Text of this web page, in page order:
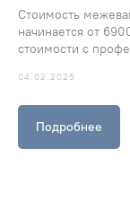
Стоимость
начинается от
стоимости с
04.02.2025
Подробнее